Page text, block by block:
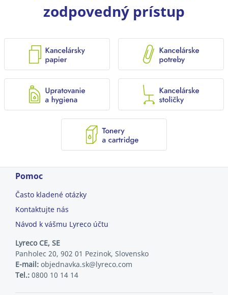
zodpovedný prístup
Pomoc
Často kladené otázky
Kontaktujte nás
Návod k vášmu Lyreco účtu
Lyreco CE, SE
Panholec 20, 902 01 Pezinok, Slovensko
E-mail: objednavka.sk@lyreco.com
Tel.: 0800 10 14 14